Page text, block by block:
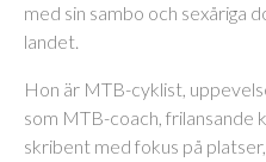
med sin sambo och sexåriga
landet.
Hon är MTB-cyklist,
som MTB-coach, frilansande
skribent med fokus på